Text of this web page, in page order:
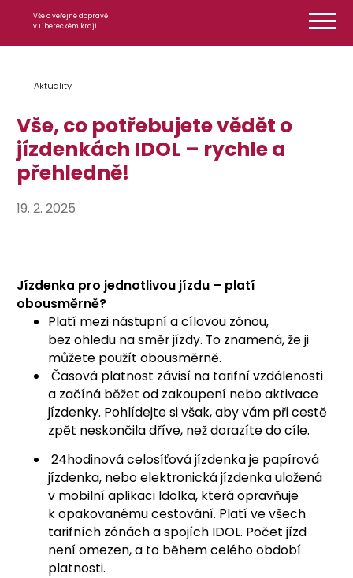
Vše o veřejné dopravě
v Libereckém kraji
Aktuality
Vše, co potřebujete vědět o
jízdenkách IDOL – rychle a
přehledně!
19. 2. 2025
Jízdenka pro jednotlivou jízdu – platí
obousměrně?
Platí mezi nástupní a cílovou zónou,
bez ohledu na směr jízdy. To znamená, že ji
můžete použít obousměrně.
Časová platnost závisí na tarifní vzdálenosti
a začíná běžet od zakoupení nebo aktivace
jízdenky. Pohlídejte si však, aby vám při cestě
zpět neskončila dříve, než dorazíte do cíle.
24hodinová celosíťová jízdenka je papírová
jízdenka, nebo elektronická jízdenka uložená
v mobilní aplikaci Idolka, která opravňuje
k opakovanému cestování. Platí ve všech
tarifních zónách a spojích IDOL. Počet jízd
není omezen, a to během celého období
platnosti.